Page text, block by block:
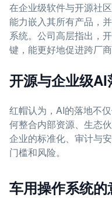
在企业级软件与开源社
能力嵌入其所有产品，
系统。公司高层指出，
键，能更好地促进跨厂商
开源与企业级AI
红帽认为，AI的落地不
何整合内部资源、生态
企业的标准化、审计与
门槛和风险。
车用操作系统的